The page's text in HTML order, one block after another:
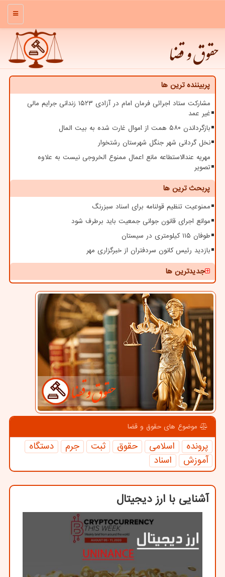
منو
حقوق و قضا
پربیننده ترین ها
مشارکت ستاد اجرائی فرمان امام در آزادی ۱۵۲۳ زندانی جرایم مالی
غیر عمد
بازگرداندن ۵۸۰ همت از اموال غارت شده به بیت المال
نخل گردانی شهر جنگل شهرستان رشتخوار
مهریه عندالاستطاعه مانع اعمال ممنوع الخروجی نیست به علاوه
تصویر
پربحث ترین ها
ممنوعیت تنظیم قولنامه برای اسناد سبزرنگ
موانع اجرای قانون جوانی جمعیت باید برطرف شود
طوفان ۱۱۵ کیلومتری در سیستان
بازدید رئیس کانون سردفتران از خبرگزاری مهر
جدیدترین ها
موضوع های حقوق و قضا
پرونده اسلامی حقوق ثبت جرم
دستگاه
آموزش
اسناد
آشنایی با ارز دیجیتال